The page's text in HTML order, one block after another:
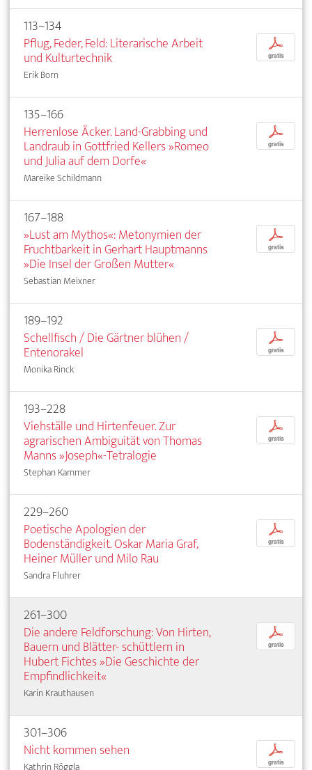
113–134
Pflug, Feder, Feld: Literarische Arbeit
und Kulturtechnik
Erik Born
p
gratis
135–166
Herrenlose Äcker. Land-Grabbing und
Landraub in Gottfried Kellers »Romeo
und Julia auf dem Dorfe«
Mareike Schildmann
p
gratis
167–188
»Lust am Mythos«: Metonymien der
Fruchtbarkeit in Gerhart Hauptmanns
»Die Insel der Großen Mutter«
Sebastian Meixner
p
gratis
189–192
Schellfisch / Die Gärtner blühen /
Entenorakel
Monika Rinck
p
gratis
193–228
Viehställe und Hirtenfeuer. Zur
agrarischen Ambiguität von Thomas
Manns »Joseph«-Tetralogie
Stephan Kammer
p
gratis
229–260
Poetische Apologien der
Bodenständigkeit. Oskar Maria Graf,
Heiner Müller und Milo Rau
Sandra Fluhrer
p
gratis
261–300
Die andere Feldforschung: Von Hirten,
Bauern und Blätter­- schüttlern in
Hubert Fichtes »Die Geschichte der
Empfindlichkeit«
Karin Krauthausen
p
gratis
301–306
Nicht kommen sehen
Kathrin Röggla
p
gratis